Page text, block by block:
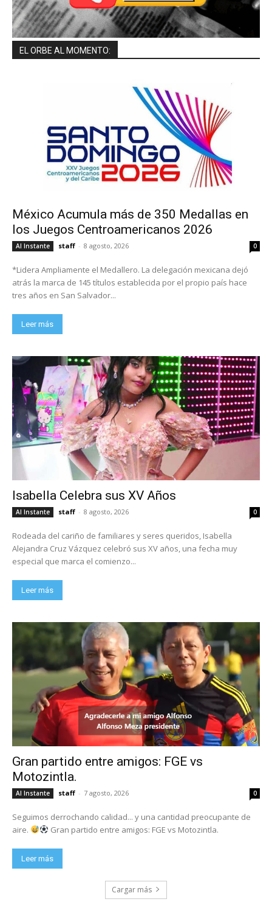
EL ORBE AL MOMENTO:
México Acumula más de 350 Medallas en
los Juegos Centroamericanos 2026
Al Instante staff - 8 agosto, 2026 0
*Lidera Ampliamente el Medallero. La delegación mexicana dejó
atrás la marca de 145 títulos establecida por el propio país hace
tres años en San Salvador...
Leer más
Isabella Celebra sus XV Años
Al Instante staff - 8 agosto, 2026 0
Rodeada del cariño de familiares y seres queridos, Isabella
Alejandra Cruz Vázquez celebró sus XV años, una fecha muy
especial que marca el comienzo...
Leer más
Gran partido entre amigos: FGE vs
Motozintla.
Al Instante staff - 7 agosto, 2026 0
Seguimos derrochando calidad... y una cantidad preocupante de
aire.
Gran partido entre amigos: FGE vs Motozintla.
Leer más
Cargar más